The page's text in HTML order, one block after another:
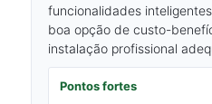
funcionalidades
boa opção de custo-
instalação profissional
Pontos fortes